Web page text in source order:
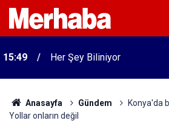
15:49 Her Şey Biliniyor
Anasayfa Gündem
Konya'da
Yollar onların değil